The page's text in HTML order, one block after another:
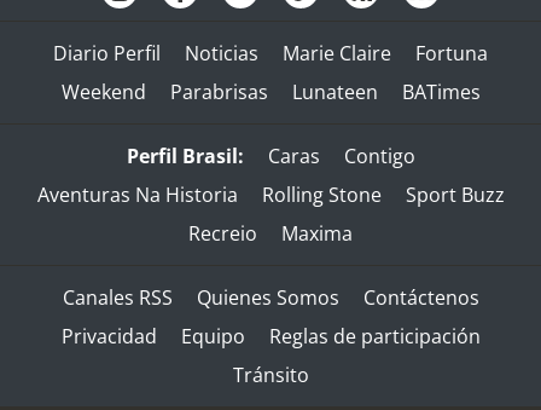
Diario Perfil Noticias Marie Claire
Fortuna
Weekend
Parabrisas Lunateen BATimes
Perfil Brasil: Caras
Contigo
Aventuras Na Historia
Rolling Stone
Sport Buzz
Recreio
Maxima
Canales RSS Quienes Somos
Contáctenos
Privacidad
Equipo
Reglas de participación
Tránsito